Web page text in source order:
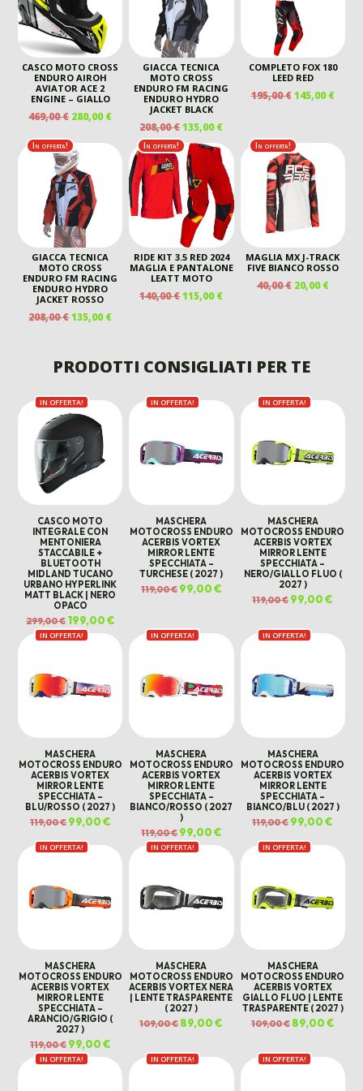
CASCO MOTO CROSS
ENDURO AIROH
AVIATOR ACE 2
ENGINE – GIALLO
469,00€ IL
ORIGINALE
ERA:
469,00 €.
280,00€IL
PREZZO
ATTUALE
È:
280,00 €.
GIACCA TECNICA
MOTO CROSS
ENDURO FM RACING
ENDURO HYDRO
JACKET BLACK
208,00€IL
PREZZO
ORIGINALE
ERA:
208,00 €.
135,00€IL
PREZZO
ATTUALE
È:
135,00 €.
COMPLETO FOX 180
LEED RED
195,00€ IL
ERA:
195,00 €.
145,00€IL
In offerta!
GIACCA TECNICA
MOTO CROSS
ENDURO FM RACING
ENDURO HYDRO
JACKET ROSSO
208,00€IL
ERA:
208,00 €.
135,00€IL
È:
135,00 €.
In offerta!
RIDE KIT 3.5 RED 2024
MAGLIA E PANTALONE
LEATT MOTO
140,00€IL
115,00€IL
In offerta!
MAGLIA MX J-TRACK
FIVE BIANCO ROSSO
40,00€ IL
20,00€IL
PRODOTTI CONSIGLIATI PER TE
IN OFFERTA!
CASCO MOTO
INTEGRALE CON
MENTONIERA
STACCABILE +
BLUETOOTH
MIDLAND TUCANO
URBANO HYPERLINK
MATT BLACK | NERO
OPACO
299,00€ Il
prezzo
originale
era:
199,00€Il
prezzo
attuale
è:
199,00 €.
IN OFFERTA!
MASCHERA
MOTOCROSS ENDURO
ACERBIS VORTEX
MIRROR LENTE
SPECCHIATA –
TURCHESE ( 2027 )
119,00€ Il
prezzo
99,00€Il
prezzo
attuale
IN OFFERTA!
MASCHERA
MOTOCROSS ENDURO
ACERBIS VORTEX
MIRROR LENTE
SPECCHIATA –
NERO/GIALLO FLUO (
2027 )
119,00€ Il
prezzo
119,00 €.
99,00€
IN OFFERTA!
MASCHERA
MOTOCROSS ENDURO
ACERBIS VORTEX
MIRROR LENTE
SPECCHIATA –
BLU/ROSSO ( 2027 )
119,00€ Il
prezzo
era:
119,00 €.
99,00€Il
prezzo
attuale
è:
99,00 €.
IN OFFERTA!
MASCHERA
MOTOCROSS ENDURO
ACERBIS VORTEX
MIRROR LENTE
SPECCHIATA –
BIANCO/ROSSO ( 2027
)
119,00€ Il
prezzo
originale
era:
99,00€Il
prezzo
attuale
è:
99,00 €.
IN OFFERTA!
MASCHERA
MOTOCROSS ENDURO
ACERBIS VORTEX
MIRROR LENTE
SPECCHIATA –
BIANCO/BLU ( 2027 )
119,00€ Il
prezzo
era:
119,00 €.
99,00€
è:
99,00
IN OFFERTA!
MASCHERA
MOTOCROSS ENDURO
ACERBIS VORTEX
MIRROR LENTE
SPECCHIATA –
ARANCIO/GRIGIO (
2027 )
119,00€ Il
prezzo
originale
era:
99,00€Il
prezzo
attuale
è:
99,00 €.
IN OFFERTA!
MASCHERA
MOTOCROSS ENDURO
ACERBIS VORTEX NERA
| LENTE TRASPARENTE
( 2027 )
109,00€Il
prezzo
109,00 €.
89,00€
prezzo
89,00 €.
IN OFFERTA!
MASCHERA
MOTOCROSS ENDURO
ACERBIS VORTEX
GIALLO FLUO | LENTE
TRASPARENTE ( 2027 )
109,00€ Il
prezzo
109,00 €.
89,00€Il
IN OFFERTA! IN OFFERTA! IN OFFERTA!